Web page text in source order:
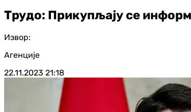
Трудо: Прикупљају се
Извор:
Агенције
22.11.2023 21:18